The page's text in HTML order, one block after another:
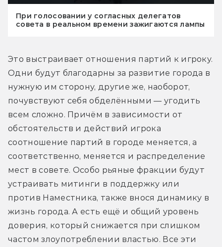
При голосовании у согласных делегатов
совета в реальном времени зажигаются лампы
Это выстраивает отношения партий к игроку.
Одни будут благодарны за развитие города в
нужную им сторону, другие же, наоборот,
почувствуют себя обделёнными — угодить
всем сложно. Причём в зависимости от
обстоятельств и действий игрока
соотношение партий в городе меняется, а
соответственно, меняется и распределение
мест в совете. Особо рьяные фракции будут
устраивать митинги в поддержку или
против Наместника, также внося динамику в
жизнь города. А есть ещё и общий уровень
доверия, который снижается при слишком
частом злоупотреблении властью. Все эти